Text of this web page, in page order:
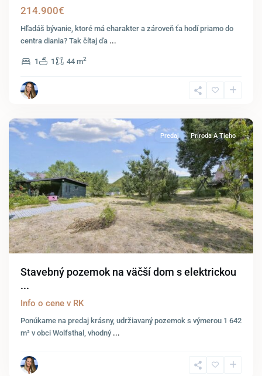
214.900€
Hľadáš bývanie, ktoré má charakter a zároveň ťa hodí priamo do
centra diania? Tak čítaj ďa ...
1 1 44 m2
Predaj Príroda A Ticho
Stavebný pozemok na väčší dom s elektrickou
...
Info o cene v RK
Ponúkame na predaj krásny, udržiavaný pozemok s výmerou 1 642
m² v obci Wolfsthal, vhodný ...